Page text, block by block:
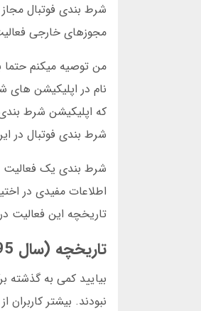
شرط بندی فوتبال مجاز
مجوزهای خارجی
من توصیه میکنم حتما
نام در اپلیکیشن های
که اپلیکیشن شرط بندی
شرط بندی فوتبال در
شرط بندی یک فعالیت
اطلاعات مفیدی در
تاریخچه این فعالیت
تاریخچه (سال 1395)
نبودند. بیشتر